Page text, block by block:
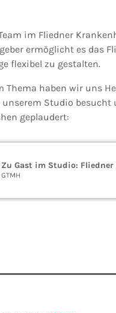
im Fliedner
ermöglicht es das
flexibel zu gestalten.
Thema haben wir uns
Studio besucht
geplaudert:
Zu Gast im Studio: Fliedner
GTMH